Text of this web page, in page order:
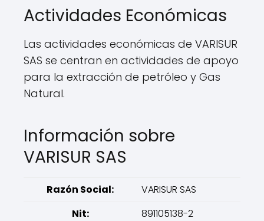
Actividades Económicas
Las actividades económicas de VARISUR
SAS se centran en actividades de apoyo
para la extracción de petróleo y Gas
Natural.
Información sobre
VARISUR SAS
Razón Social:
VARISUR SAS
Nit:
891105138-2